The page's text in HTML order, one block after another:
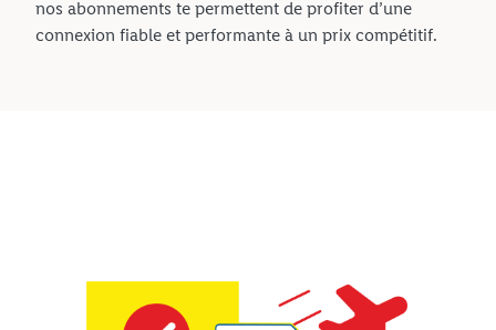
nos abonnements te permettent de profiter d’une
connexion fiable et performante à un prix compétitif.